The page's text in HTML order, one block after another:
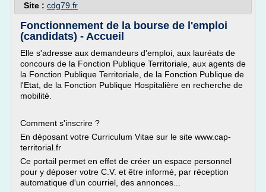
Site : cdg79.fr
Fonctionnement de la bourse de l'emploi
(candidats) - Accueil
Elle s'adresse aux demandeurs d'emploi, aux lauréats de
concours de la Fonction Publique Territoriale, aux agents de
la Fonction Publique Territoriale, de la Fonction Publique de
l'Etat, de la Fonction Publique Hospitalière en recherche de
mobilité.
Comment s'inscrire ?
En déposant votre Curriculum Vitae sur le site www.cap-
territorial.fr
Ce portail permet en effet de créer un espace personnel
pour y déposer votre C.V. et être informé, par réception
automatique d'un courriel, des annonces...